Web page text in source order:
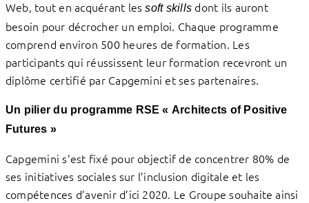
Web, tout en acquérant lessoft skills dont ils auront
besoin pour décrocher un emploi. Chaque programme
comprend environ 500 heures de formation. Les
participants qui réussissent leur formation recevront un
diplôme certifié par Capgemini et ses partenaires.
Un pilier du programme RSE « Architects of Positive
Futures »
Capgemini s’est fixé pour objectif de concentrer 80% de
ses initiatives sociales sur l’inclusion digitale et les
compétences d’avenir d’ici 2020. Le Groupe souhaite ainsi